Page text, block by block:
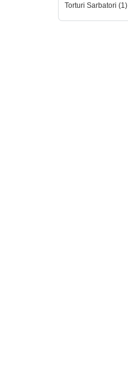
Torturi Sarbatori (1)